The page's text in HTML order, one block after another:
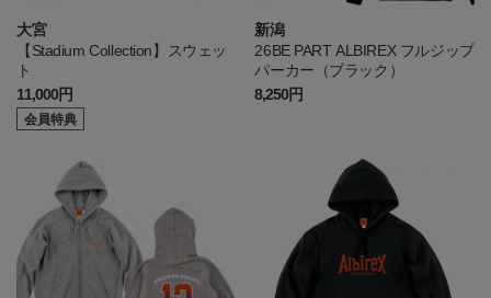
大宮
【Stadium Collection】スウェッ
ト
11,000円
会員特典
新潟
26BE PART ALBIREX フルジップ
パーカー（ブラック）
8,250円